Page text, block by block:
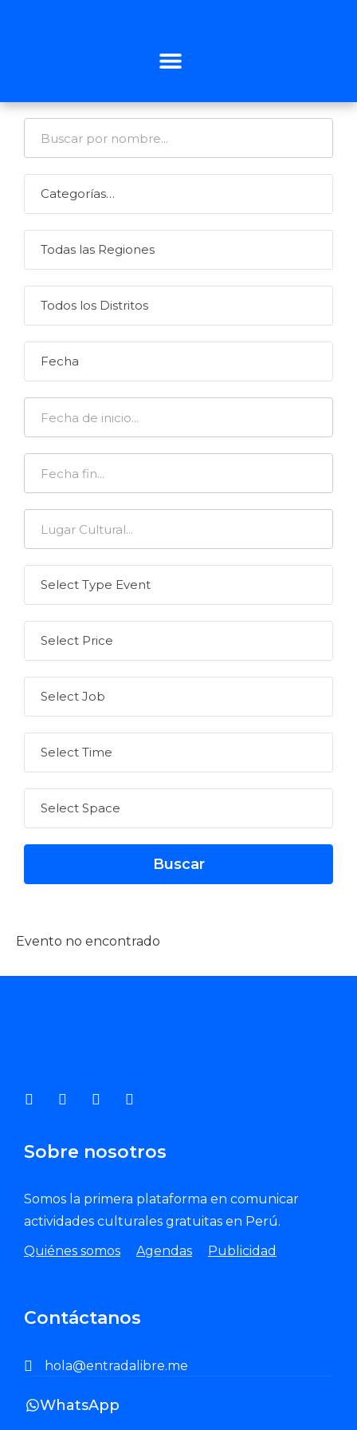
Evento no encontrado
Sobre nosotros
Somos la primera plataforma en comunicar
actividades culturales gratuitas en Perú.
Quiénes somos
Agendas Publicidad
Contáctanos
hola@entradalibre.me
WhatsApp